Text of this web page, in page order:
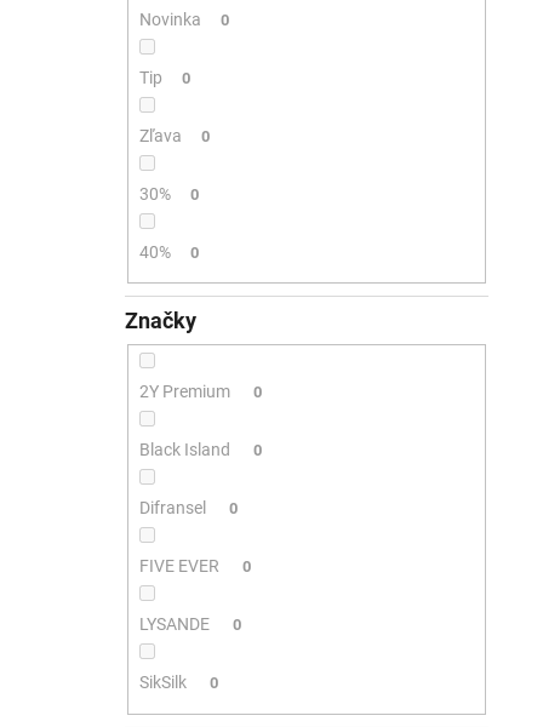
Novinka 0
Tip 0
Zľava 0
30% 0
40% 0
Značky
2Y Premium 0
Black Island 0
Difransel 0
FIVE EVER 0
LYSANDE 0
SikSilk 0